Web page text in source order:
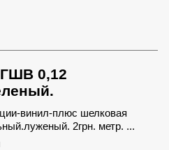
0,12
винил-плюс шелковая
2грн. метр. ...